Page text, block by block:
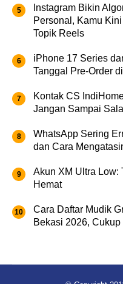
Instagram Bikin
Personal, Kamu
Topik Reels
iPhone 17 Series
Tanggal Pre-Order
Kontak CS
Jangan Sampai
WhatsApp Sering
dan Cara
Akun XM Ultra Low:
Hemat
Cara Daftar Mudik
Bekasi 2026, Cukup